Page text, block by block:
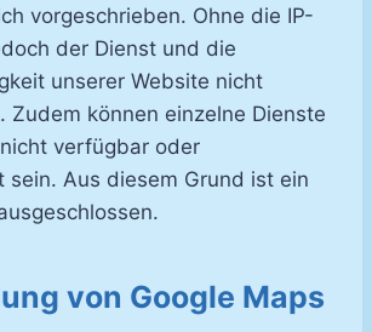
vorgeschrieben. Ohne die IP-
der Dienst und die
unserer Website nicht
Zudem können einzelne Dienste
verfügbar oder
sein. Aus diesem Grund ist ein
von Google Maps